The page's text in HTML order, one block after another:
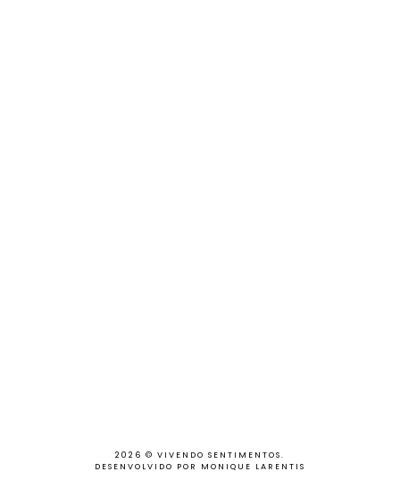
2026 © VIVENDO SENTIMENTOS.
DESENVOLVIDO POR MONIQUE LARENTIS